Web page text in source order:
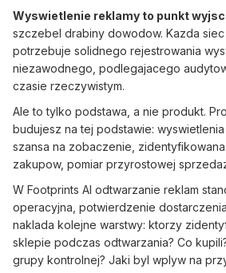
Wyswietlenie reklamy to punkt
szczebel drabiny dowodow. Kazda
potrzebuje solidnego rejestrowania
niezawodnego, podlegajacego
czasie rzeczywistym.
Ale to tylko podstawa, a nie produkt.
budujesz na tej podstawie: wyswietlenia
szansa na zobaczenie,
zakupow, pomiar przyrostowej
W Footprints AI odtwarzanie reklam
operacyjna, potwierdzenie
naklada kolejne warstwy: ktorzy
sklepie podczas odtwarzania? Co
grupy kontrolnej? Jaki byl wplyw na